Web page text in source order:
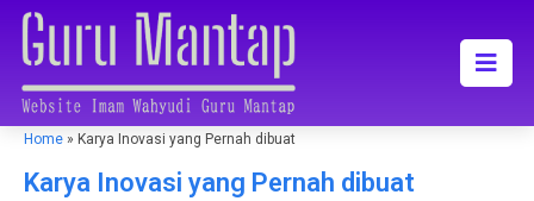
Home » Karya Inovasi yang Pernah dibuat
Karya Inovasi yang Pernah dibuat